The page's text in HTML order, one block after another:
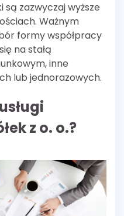
zazwyczaj wyższe
Ważnym
formy współpracy
na stałą
inne
lub jednorazowych.
z o. o.?